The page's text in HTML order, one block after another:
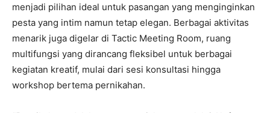
menjadi pilihan ideal untuk pasangan yang menginginkan
pesta yang intim namun tetap elegan. Berbagai aktivitas
menarik juga digelar di Tactic Meeting Room, ruang
multifungsi yang dirancang fleksibel untuk berbagai
kegiatan kreatif, mulai dari sesi konsultasi hingga
workshop bertema pernikahan.